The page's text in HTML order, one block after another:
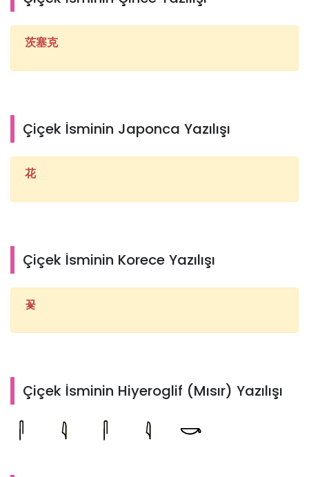
茨塞克
Çiçek İsminin Japonca Yazılışı
花
Çiçek İsminin Korece Yazılışı
꽃
Çiçek İsminin Hiyeroglif (Mısır) Yazılışı